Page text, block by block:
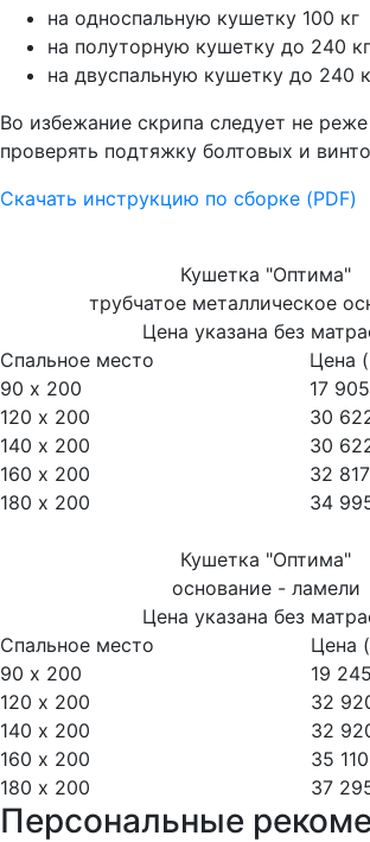
на односпальную кушетку 100 кг
на полуторную кушетку до 240 кг
на двуспальную кушетку до 240
Во избежание скрипа следует не реже
проверять подтяжку болтовых и
Скачать инструкцию по сборке (PDF)
Кушетка "Оптима"
трубчатое металлическое
Цена указана без
Спальное место
Цена
90 х 200
17
120 х 200
30
140 х 200
30
160 х 200
32
180 х 200
34
Кушетка "Оптима"
основание - ламели
Цена указана без
Спальное место
Цена
90 х 200
19
120 х 200
32
140 х 200
32
160 х 200
35
180 х 200
37
Персональные